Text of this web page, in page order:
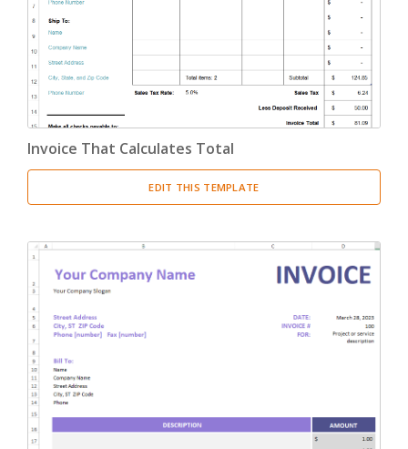
Invoice That Calculates Total
EDIT THIS TEMPLATE